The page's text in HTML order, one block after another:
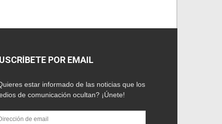
POR EMAIL
estar informado de las noticias que los
de comunicación ocultan? ¡Únete!